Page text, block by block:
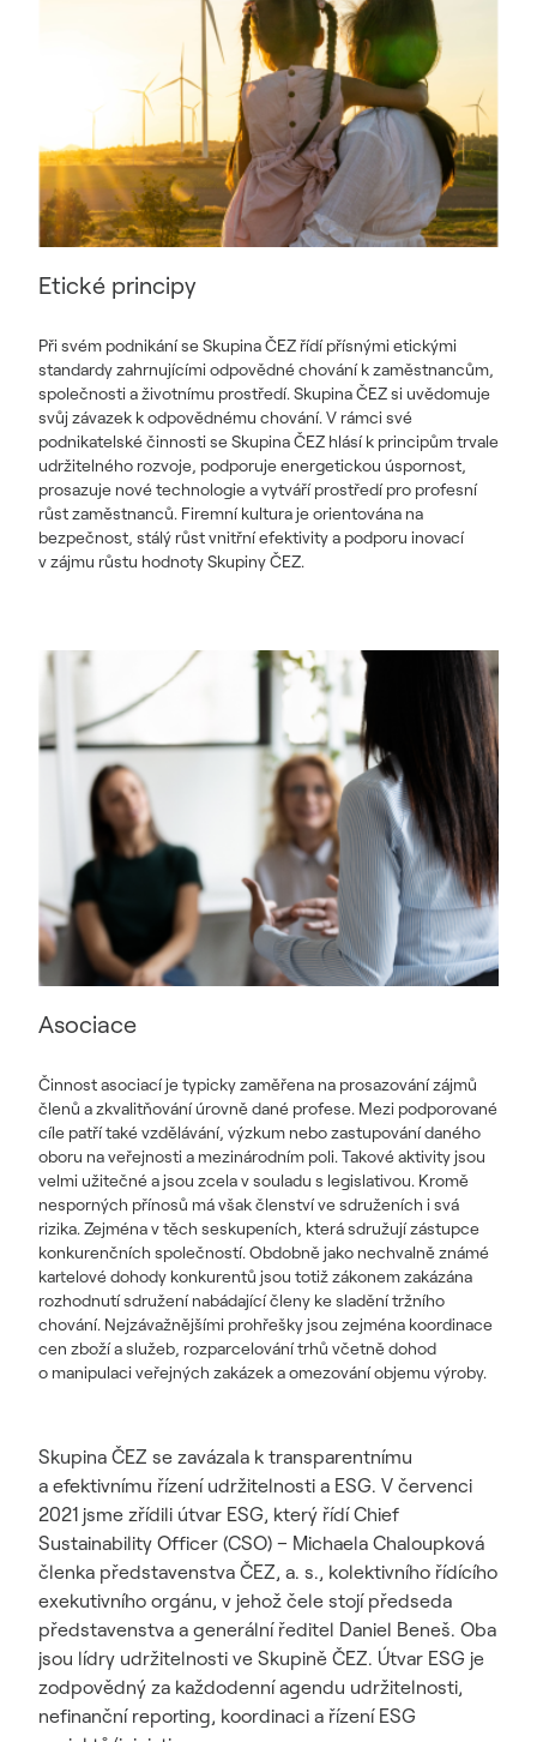
Etické principy
Při svém podnikání se Skupina ČEZ řídí přísnými etickými
standardy zahrnujícími odpovědné chování k zaměstnancům,
společnosti a životnímu prostředí. Skupina ČEZ si uvědomuje
svůj závazek k odpovědnému chování. V rámci své
podnikatelské činnosti se Skupina ČEZ hlásí k principům trvale
udržitelného rozvoje, podporuje energetickou úspornost,
prosazuje nové technologie a vytváří prostředí pro profesní
růst zaměstnanců. Firemní kultura je orientována na
bezpečnost, stálý růst vnitřní efektivity a podporu inovací
v zájmu růstu hodnoty Skupiny ČEZ.
Asociace
Činnost asociací je typicky zaměřena na prosazování zájmů
členů a zkvalitňování úrovně dané profese. Mezi podporované
cíle patří také vzdělávání, výzkum nebo zastupování daného
oboru na veřejnosti a mezinárodním poli. Takové aktivity jsou
velmi užitečné a jsou zcela v souladu s legislativou. Kromě
nesporných přínosů má však členství ve sdruženích i svá
rizika. Zejména v těch seskupeních, která sdružují zástupce
konkurenčních společností. Obdobně jako nechvalně známé
kartelové dohody konkurentů jsou totiž zákonem zakázána
rozhodnutí sdružení nabádající členy ke sladění tržního
chování. Nejzávažnějšími prohřešky jsou zejména koordinace
cen zboží a služeb, rozparcelování trhů včetně dohod
o manipulaci veřejných zakázek a omezování objemu výroby.
Skupina ČEZ se zavázala k transparentnímu
a efektivnímu řízení udržitelnosti a ESG. V červenci
2021 jsme zřídili útvar ESG, který řídí Chief
Sustainability Officer (CSO) – Michaela Chaloupková
členka představenstva ČEZ, a. s., kolektivního řídícího
exekutivního orgánu, v jehož čele stojí předseda
představenstva a generální ředitel Daniel Beneš. Oba
jsou lídry udržitelnosti ve Skupině ČEZ. Útvar ESG je
zodpovědný za každodenní agendu udržitelnosti,
nefinanční reporting, koordinaci a řízení ESG